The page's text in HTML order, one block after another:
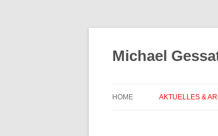
Michael
HOME AKTUELLES &